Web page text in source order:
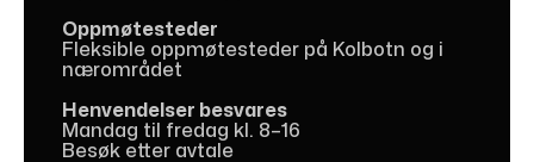
Oppmøtesteder
Fleksible oppmøtesteder på Kolbotn og i
nærområdet
Henvendelser besvares
Mandag til fredag kl. 8–16
Besøk etter avtale